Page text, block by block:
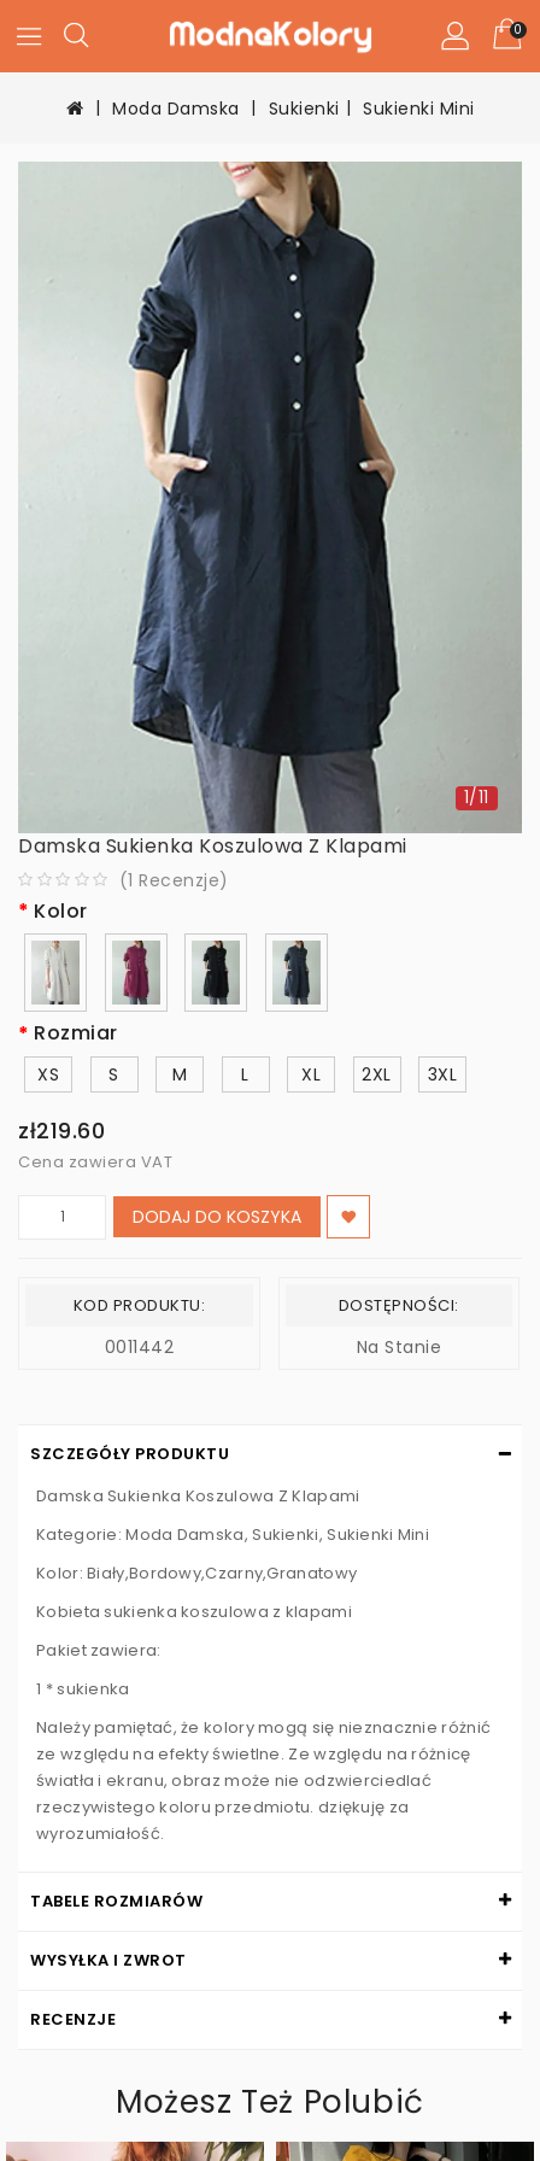
0
Moda Damska Sukienki Sukienki Mini
1/11
Damska Sukienka Koszulowa Z Klapami
(1 Recenzje)
Kolor
Rozmiar
XS S M L XL 2XL 3XL
zł219.60
Cena zawiera VAT
DODAJ DO KOSZYKA
KOD PRODUKTU:
0011442
DOSTĘPNOŚCI:
Na Stanie
SZCZEGÓŁY PRODUKTU
Damska Sukienka Koszulowa Z Klapami
Kategorie: Moda Damska, Sukienki, Sukienki Mini
Kolor: Biały,Bordowy,Czarny,Granatowy
Kobieta sukienka koszulowa z klapami
Pakiet zawiera:
1 * sukienka
Należy pamiętać, że kolory mogą się nieznacznie różnić
ze względu na efekty świetlne. Ze względu na różnicę
światła i ekranu, obraz może nie odzwierciedlać
rzeczywistego koloru przedmiotu. dziękuję za
wyrozumiałość.
TABELE ROZMIARÓW
WYSYŁKA I ZWROT
RECENZJE
Możesz Też Polubić